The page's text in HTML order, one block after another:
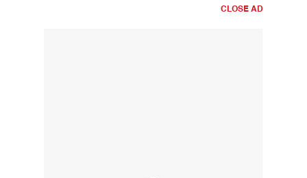
CLOSE AD